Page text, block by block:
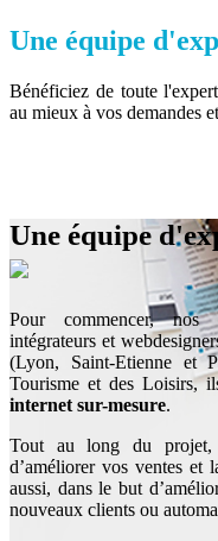
Une équipe
Bénéficiez de toute
au mieux à vos demandes
Une équipe
Pour commencer, nos
intégrateurs et
(Lyon, Saint-Etienne et
Tourisme et des Loisirs,
internet sur-mesure.
Tout au long du projet,
d’améliorer vos ventes et
aussi, dans le but
nouveaux clients ou